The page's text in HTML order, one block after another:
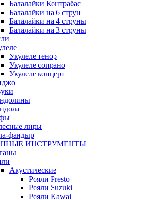
Балалайки Контрабас
Балалайки на 6 струн
Балалайки на 4 струны
Балалайки на 3 струны
Укулеле тенор
Укулеле сопрано
Укулеле концерт
лиры
фандыр
ИНСТРУМЕНТЫ
Акустические
Рояли Presto
Рояли Suzuki
Рояли Kawai